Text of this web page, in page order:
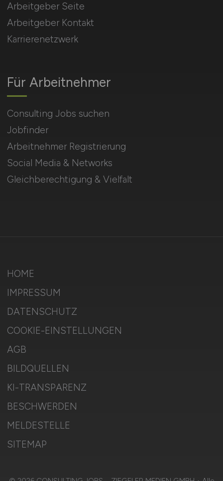
Für Arbeitnehmer
Consulting Jobs suchen
Jobfinder
Arbeitnehmer Registrierung
Social Media & Networks
Gleichberechtigung & Vielfalt
Arbeitgeber Seite
Arbeitgeber Kontakt
Karrierenetzwerk
HOME
IMPRESSUM
DATENSCHUTZ
COOKIE-EINSTELLUNGEN
AGB
BILDQUELLEN
KI-TRANSPARENZ
BESCHWERDEN
MELDESTELLE
SITEMAP